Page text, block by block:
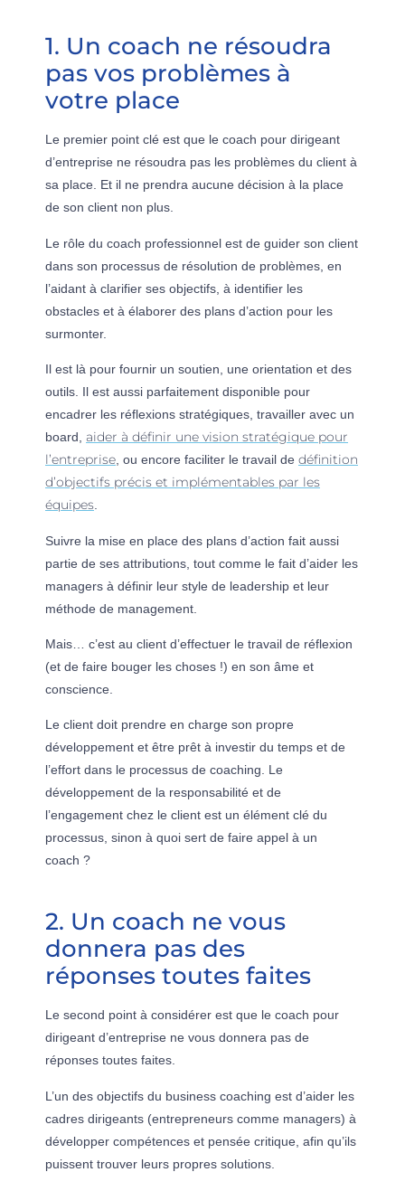
1. Un coach ne résoudra
pas vos problèmes à
votre place
Le premier point clé est que le coach pour dirigeant
d’entreprise ne résoudra pas les problèmes du client à
sa place. Et il ne prendra aucune décision à la place
de son client non plus.
Le rôle du coach professionnel est de guider son client
dans son processus de résolution de problèmes, en
l’aidant à clarifier ses objectifs, à identifier les
obstacles et à élaborer des plans d’action pour les
surmonter.
Il est là pour fournir un soutien, une orientation et des
outils. Il est aussi parfaitement disponible pour
encadrer les réflexions stratégiques, travailler avec un
board, aider à définir une vision stratégique pour
l’entreprise, ou encore faciliter le travail de définition
d’objectifs précis et implémentables par les
équipes.
Suivre la mise en place des plans d’action fait aussi
partie de ses attributions, tout comme le fait d’aider les
managers à définir leur style de leadership et leur
méthode de management.
Mais… c’est au client d’effectuer le travail de réflexion
(et de faire bouger les choses !) en son âme et
conscience.
Le client doit prendre en charge son propre
développement et être prêt à investir du temps et de
l’effort dans le processus de coaching. Le
développement de la responsabilité et de
l’engagement chez le client est un élément clé du
processus, sinon à quoi sert de faire appel à un
coach ?
2. Un coach ne vous
donnera pas des
réponses toutes faites
Le second point à considérer est que le coach pour
dirigeant d’entreprise ne vous donnera pas de
réponses toutes faites.
L’un des objectifs du business coaching est d’aider les
cadres dirigeants (entrepreneurs comme managers) à
développer compétences et pensée critique, afin qu’ils
puissent trouver leurs propres solutions.